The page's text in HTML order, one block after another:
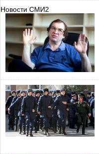
Новости СМИ2